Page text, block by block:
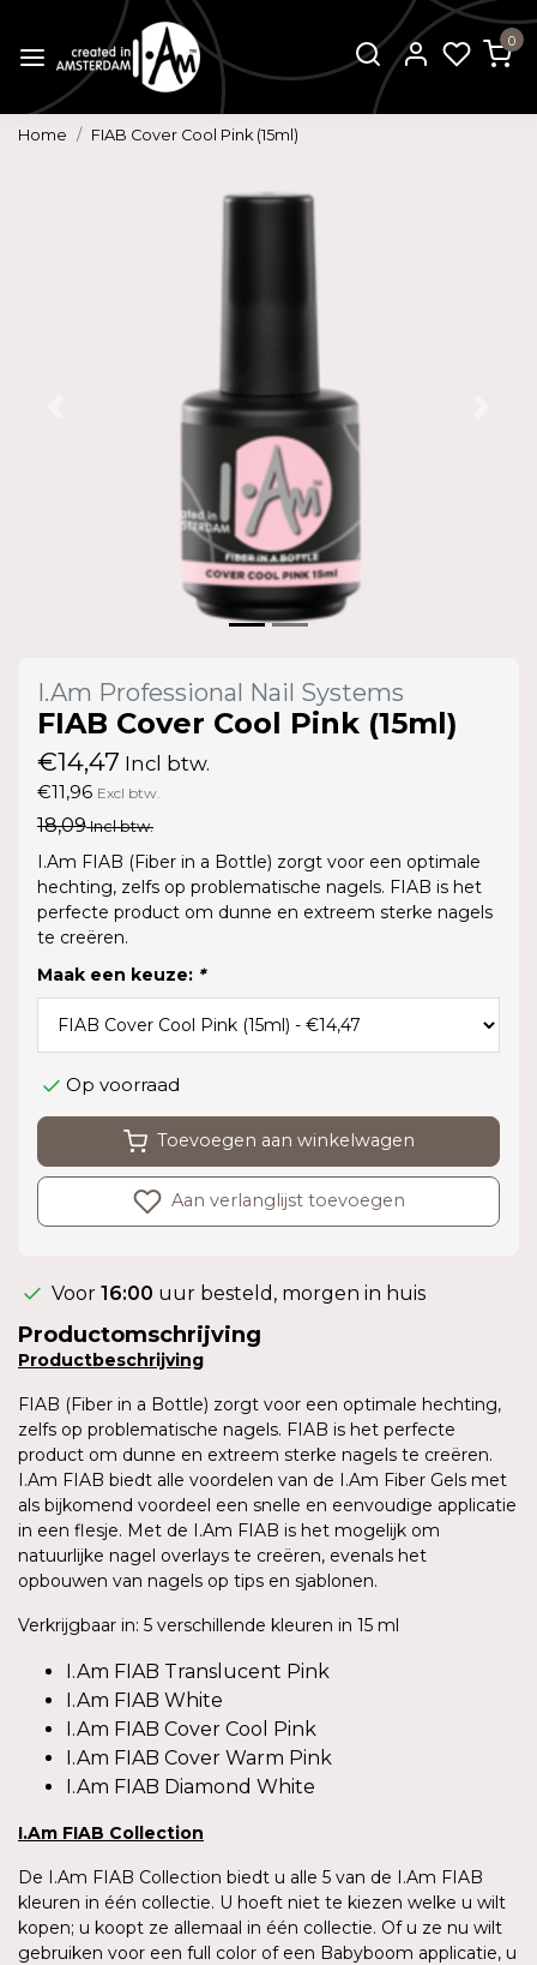
0
Home FIAB Cover Cool Pink (15ml)
I.Am Professional Nail Systems
FIAB Cover Cool Pink (15ml)
€14,47 Incl btw.
€11,96 Excl btw.
18,09Incl btw.
I.Am FIAB (Fiber in a Bottle) zorgt voor een optimale
hechting, zelfs op problematische nagels. FIAB is het
perfecte product om dunne en extreem sterke nagels
te creëren.
Maak een keuze: *
Op voorraad
Toevoegen aan winkelwagen
Aan verlanglijst toevoegen
Voor 16:00 uur besteld, morgen in huis
Productomschrijving
Productbeschrijving
FIAB (Fiber in a Bottle) zorgt voor een optimale hechting,
zelfs op problematische nagels. FIAB is het perfecte
product om dunne en extreem sterke nagels te creëren.
I.Am FIAB biedt alle voordelen van de I.Am Fiber Gels met
als bijkomend voordeel een snelle en eenvoudige applicatie
in een flesje. Met de I.Am FIAB is het mogelijk om
natuurlijke nagel overlays te creëren, evenals het
opbouwen van nagels op tips en sjablonen.
Verkrijgbaar in: 5 verschillende kleuren in 15 ml
I.Am FIAB Translucent Pink
I.Am FIAB White
I.Am FIAB Cover Cool Pink
I.Am FIAB Cover Warm Pink
I.Am FIAB Diamond White
I.Am FIAB Collection
De I.Am FIAB Collection biedt u alle 5 van de I.Am FIAB
kleuren in één collectie. U hoeft niet te kiezen welke u wilt
kopen; u koopt ze allemaal in één collectie. Of u ze nu wilt
gebruiken voor een full color of een Babyboom applicatie, u